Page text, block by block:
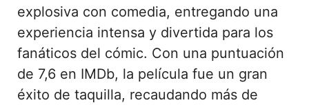
explosiva con comedia, entregando una
experiencia intensa y divertida para los
fanáticos del cómic. Con una puntuación
de 7,6 en IMDb, la película fue un gran
éxito de taquilla, recaudando más de